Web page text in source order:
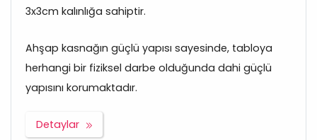
3x3cm kalınlığa sahiptir.
Ahşap kasnağın güçlü yapısı sayesinde, tabloya
herhangi bir fiziksel darbe olduğunda dahi güçlü
yapısını korumaktadır.
Detaylar